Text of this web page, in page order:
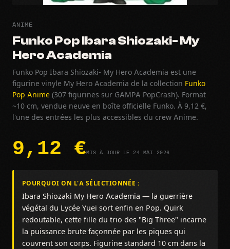
ANIME
Funko Pop Ibara Shiozaki- My
Hero Academia
Funko Pop Ibara Shiozaki- My Hero Academia est une
figurine vinyle My Hero Academia de la collection Funko
Pop Anime (307 figurines sur GAMPA PopCrash). Format
~10 cm, vendue neuve en boîte officielle Funko. À 9,12 €,
l'une des entrées les plus accessibles du crew Anime.
9,12 €MIS À JOUR LE 24 MAI 2026
POURQUOI ON L'A SÉLECTIONNÉE :
Ibara Shiozaki My Hero Academia — la guerrière
végétal du Lycée Yuei sort enfin en Pop. Quirk
redoutable, cette fille du trio des "Big Three" incarne
la puissance brute façonnée par les piques qui
couvrent son corps. Figurine standard 10 cm dans la